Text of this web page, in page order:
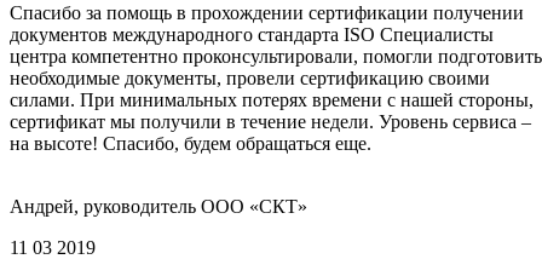
Спасибо за помощь в прохождении сертификации получении
документов международного стандарта ISO Специалисты
центра компетентно проконсультировали, помогли подготовить
необходимые документы, провели сертификацию своими
силами. При минимальных потерях времени с нашей стороны,
сертификат мы получили в течение недели. Уровень сервиса –
на высоте! Спасибо, будем обращаться еще.
Андрей, руководитель ООО «СКТ»
11 03 2019